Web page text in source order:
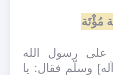
مُؤْتَة
على رسول الله
وسلّم فقال: يا